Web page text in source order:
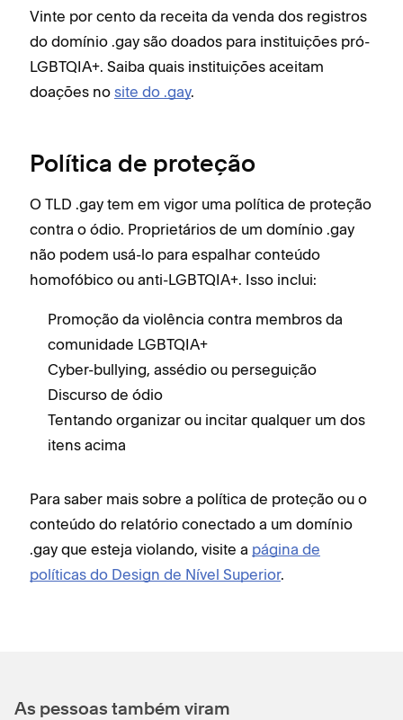
Vinte por cento da receita da venda dos registros
do domínio .gay são doados para instituições pró-
LGBTQIA+. Saiba quais instituições aceitam
doações no site do .gay.
Política de proteção
O TLD .gay tem em vigor uma política de proteção
contra o ódio. Proprietários de um domínio .gay
não podem usá-lo para espalhar conteúdo
homofóbico ou anti-LGBTQIA+. Isso inclui:
Promoção da violência contra membros da
comunidade LGBTQIA+
Cyber-bullying, assédio ou perseguição
Discurso de ódio
Tentando organizar ou incitar qualquer um dos
itens acima
Para saber mais sobre a política de proteção ou o
conteúdo do relatório conectado a um domínio
.gay que esteja violando, visite a página de
políticas do Design de Nível Superior.
As pessoas também viram